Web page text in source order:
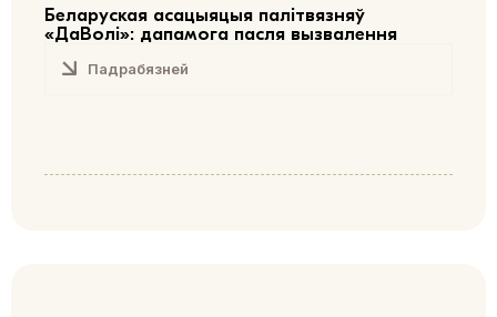
Беларуская асацыяцыя палітвязняў
«ДаВолі»: дапамога пасля вызвалення
Падрабязней